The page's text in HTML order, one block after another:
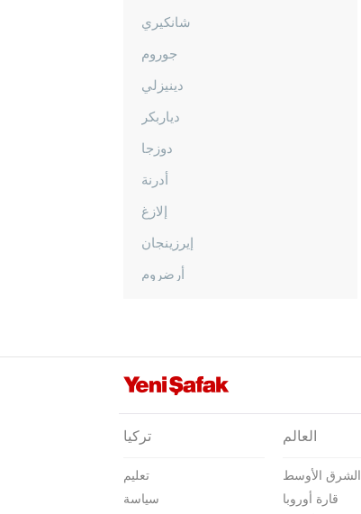
شانكيري
جوروم
دينيزلي
دياربكر
دوزجا
أدرنة
إلازغ
إيرزينجان
أرضروم
كوموش خانة
هاكّاري
إيغدير
تركيا
تعليم
سياسة
العالم
الشرق الأوسط
قارة أوروبا